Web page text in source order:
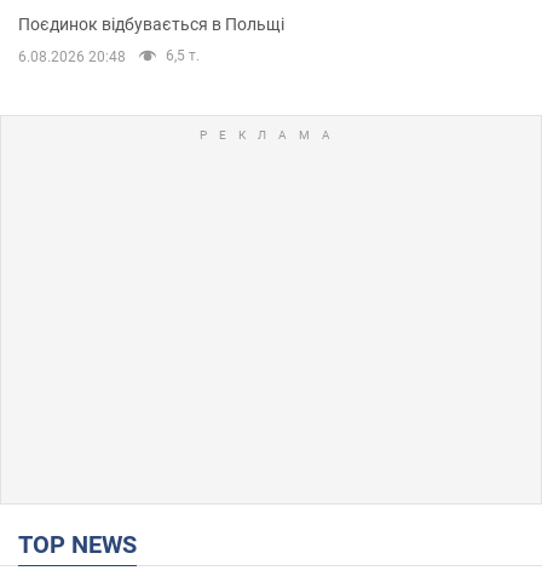
Поєдинок відбувається в Польщі
6.08.2026 20:48 6,5 т.
TOP NEWS